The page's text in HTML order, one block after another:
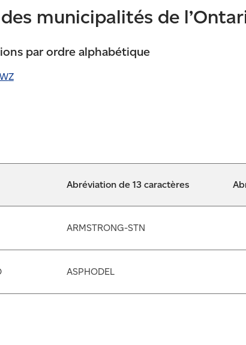
municipalités de
par ordre alphabétique
Z
Abréviation de 13 caractères
ARMSTRONG-STN
ASPHODEL